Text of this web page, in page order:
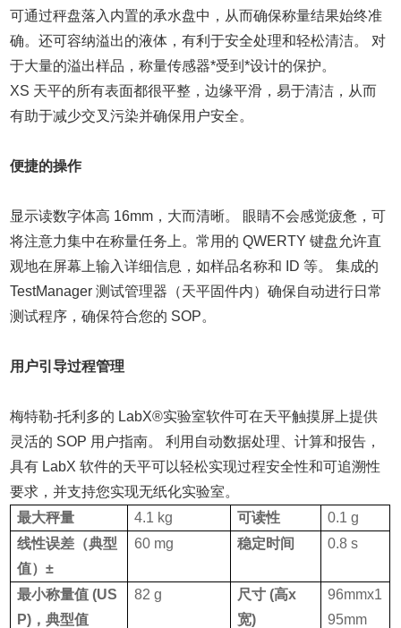
可通过秤盘落入内置的承水盘中，从而确保称量结果始终准
确。还可容纳溢出的液体，有利于安全处理和轻松清洁。 对
于大量的溢出样品，称量传感器*受到*设计的保护。
XS 天平的所有表面都很平整，边缘平滑，易于清洁，从而
有助于减少交叉污染并确保用户安全。
便捷的操作
显示读数字体高 16mm，大而清晰。 眼睛不会感觉疲惫，可
将注意力集中在称量任务上。常用的 QWERTY 键盘允许直
观地在屏幕上输入详细信息，如样品名称和 ID 等。 集成的
TestManager 测试管理器（天平固件内）确保自动进行日常
测试程序，确保符合您的 SOP。
用户引导过程管理
梅特勒-托利多的 LabX®实验室软件可在天平触摸屏上提供
灵活的 SOP 用户指南。 利用自动数据处理、计算和报告，
具有 LabX 软件的天平可以轻松实现过程安全性和可追溯性
要求，并支持您实现无纸化实验室。
最大秤量
4.1 kg 可读性
0.1 g
线性误差（典型
值）±
60 mg 稳定时间 0.8 s
最小称量值 (US
P)，典型值
82 g
尺寸 (高x
宽)
96mmx1
95mm